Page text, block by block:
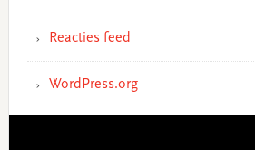
Reacties feed
WordPress.org